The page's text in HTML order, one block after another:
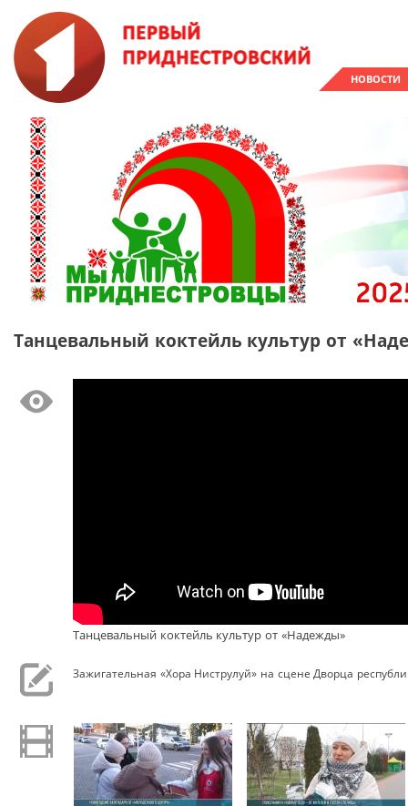
НОВОСТИ
Танцевальный коктейль культур от
Танцевальный коктейль культур от «Надежды»
Зажигательная «Хора Ниструлуй» на сцене Дворца